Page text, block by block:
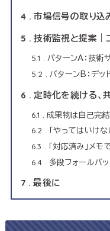
4 市場信号の取り込
5 技術監視と提案｜
5.1 パターンA：技術
5.2 パターンB：デ
6 定時化を続ける、
6.1 成果物は自己完
6.2 「やってはいけ
6.3 「対応済み」メ
6.4 多段フォールバ
7 最後に